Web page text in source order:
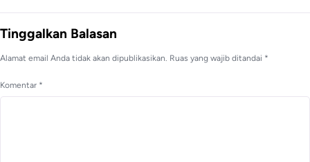
Tinggalkan Balasan
Alamat email Anda tidak akan dipublikasikan. Ruas yang wajib ditandai *
Komentar *